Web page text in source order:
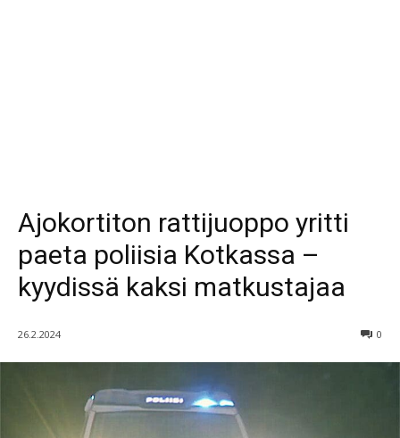
Ajokortiton rattijuoppo yritti
paeta poliisia Kotkassa –
kyydissä kaksi matkustajaa
26.2.2024 0